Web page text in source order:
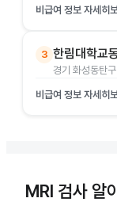
비급여 정보 자세히
3 한림대학교
경기 화성동탄구
비급여 정보 자세히
MRI 검사 알